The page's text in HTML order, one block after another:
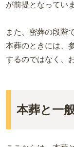
が前提となってい
また、密葬の段階
本葬のときには、
するのではなく、
本葬と一